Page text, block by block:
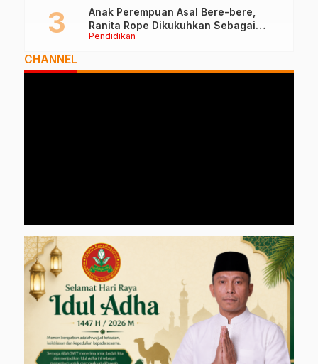
Pendidikan
Anak Perempuan Asal Bere-bere,
Ranita Rope Dikukuhkan Sebagai
Guru Besar dan Rektor Ummu
CHANNEL